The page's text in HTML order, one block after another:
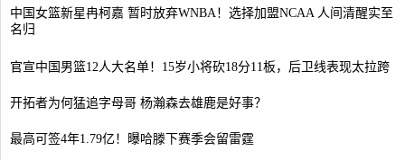
中国女篮新星冉柯嘉 暂时放弃WNBA！选择加盟NCAA 人间清醒实至
名归
官宣中国男篮12人大名单！15岁小将砍18分11板，后卫线表现太拉跨
开拓者为何猛追字母哥 杨瀚森去雄鹿是好事？
最高可签4年1.79亿！曝哈滕下赛季会留雷霆